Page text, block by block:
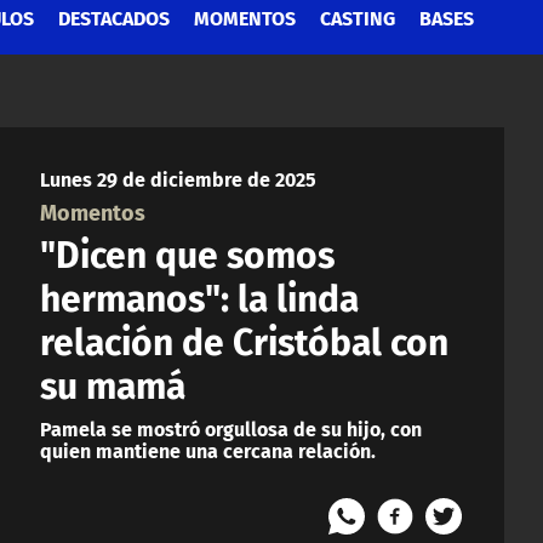
DESTACADOS MOMENTOS CASTING BASES
Lunes 29 de diciembre de 2025
Momentos
"Dicen que somos
hermanos": la linda
relación de Cristóbal con
su mamá
Pamela se mostró orgullosa de su hijo, con
quien mantiene una cercana relación.